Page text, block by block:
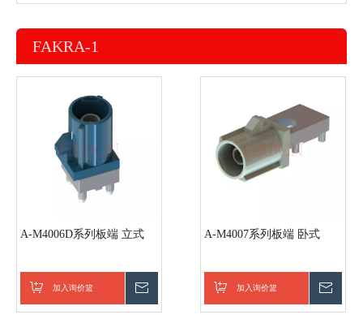
FAKRA-1
A-M4006D系列板端 立式
加入询价篮
A-M4007系列板端 卧式
加入询价篮